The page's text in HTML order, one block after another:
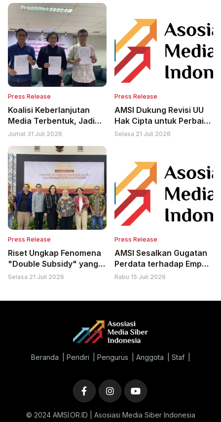
Press Release
Koalisi Keberlanjutan
Media Terbentuk, Jadi
Forum Bertemunya
Pemerintah, Kampus dan
Organisasi Masyarakat
Sipil
Jumat 31 Juli 2026
Press Release
AMSI Dukung Revisi UU
Hak Cipta untuk Perbaiki
Relasi Tidak Adil antara
Selasa 21 Juli 2026
Press Release
Riset Ungkap Fenomena
"Double Subsidy" yang
Bebani Media
Selasa 21 Juli 2026
Press Release
AMSI Sesalkan Gugatan
Perdata terhadap Empat
Media di Bali, Minta
Rabu 15 Juli 2026
Beranda Pendiri Pengurus Anggota Staf
© 2024 AMSI.OR.ID | Asosiasi Media Siber Indonesia